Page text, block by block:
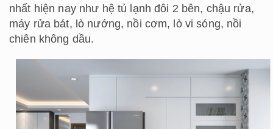
nhất hiện nay như hệ tủ lạnh đôi 2 bên, chậu rửa,
máy rửa bát, lò nướng, nồi cơm, lò vi sóng, nồi
chiên không dầu.